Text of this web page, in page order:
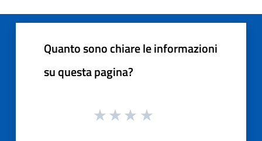
Quanto sono chiare le informazioni
su questa pagina?